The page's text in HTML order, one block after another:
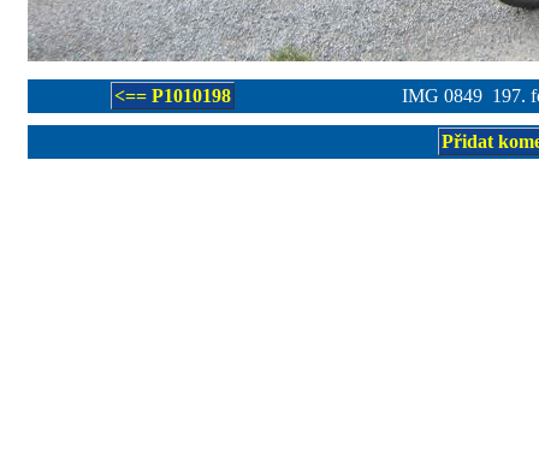
<== P1010198 IMG 0849 197.
Přidat